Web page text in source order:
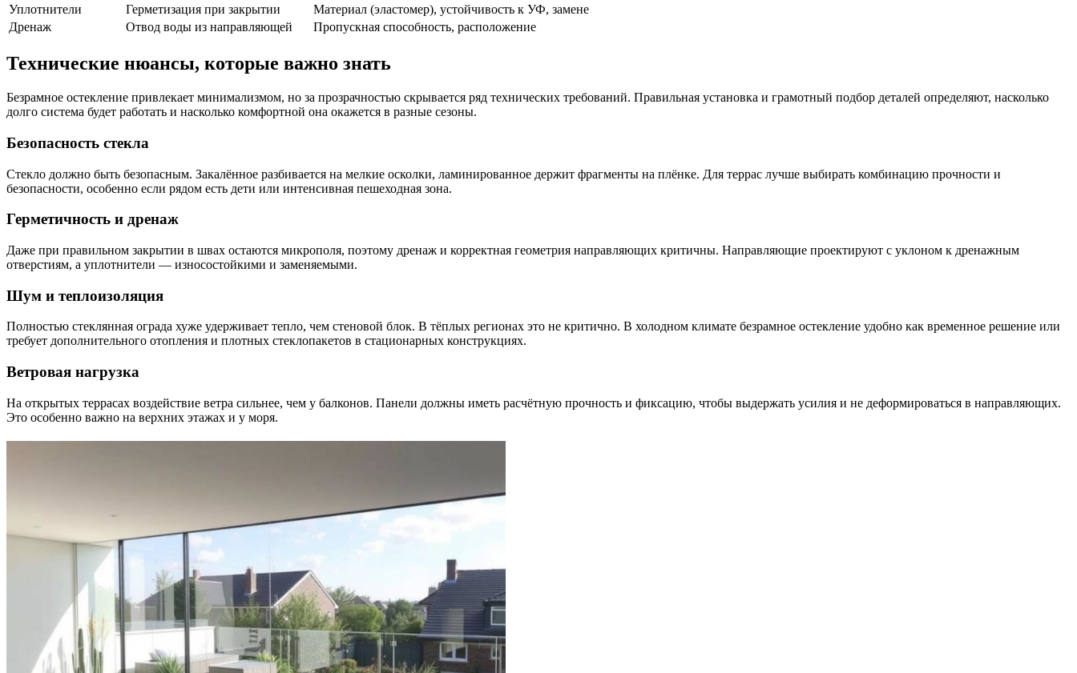
Уплотнители
Герметизация при закрытии
Материал (эластомер), устойчивость к УФ, замене
Дренаж
Отвод воды из направляющей Пропускная способность, расположение
Технические нюансы, которые важно знать
Безрамное остекление привлекает минимализмом, но за прозрачностью скрывается ряд технических требований. Правильная установка и грамотный подбор деталей определяют, насколько
долго система будет работать и насколько комфортной она окажется в разные сезоны.
Безопасность стекла
Стекло должно быть безопасным. Закалённое разбивается на мелкие осколки, ламинированное держит фрагменты на плёнке. Для террас лучше выбирать комбинацию прочности и
безопасности, особенно если рядом есть дети или интенсивная пешеходная зона.
Герметичность и дренаж
Даже при правильном закрытии в швах остаются микрополя, поэтому дренаж и корректная геометрия направляющих критичны. Направляющие проектируют с уклоном к дренажным
отверстиям, а уплотнители — износостойкими и заменяемыми.
Шум и теплоизоляция
Полностью стеклянная ограда хуже удерживает тепло, чем стеновой блок. В тёплых регионах это не критично. В холодном климате безрамное остекление удобно как временное решение или
требует дополнительного отопления и плотных стеклопакетов в стационарных конструкциях.
Ветровая нагрузка
На открытых террасах воздействие ветра сильнее, чем у балконов. Панели должны иметь расчётную прочность и фиксацию, чтобы выдержать усилия и не деформироваться в направляющих.
Это особенно важно на верхних этажах и у моря.